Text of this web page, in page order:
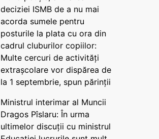
deciziei ISMB de a nu mai
acorda sumele pentru
posturile la plata cu ora din
cadrul cluburilor copiilor:
Multe cercuri de activități
extrașcolare vor dispărea de
la 1 septembrie, spun părinții
Ministrul interimar al Muncii
Dragos Pîslaru: În urma
ultimelor discuții cu ministrul